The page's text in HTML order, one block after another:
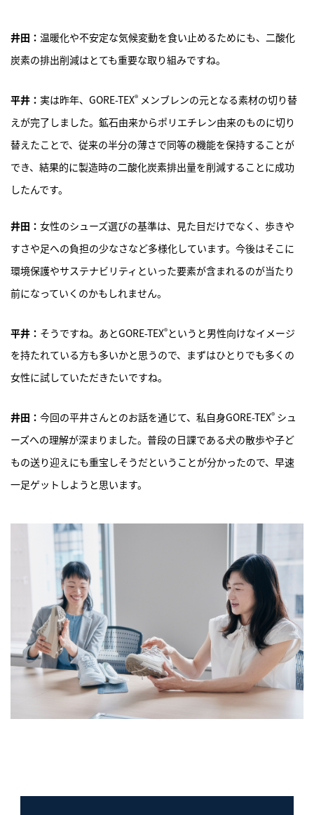
井田： 温暖化や不安定な気候変動を食い止めるためにも、二酸化
炭素の排出削減はとても重要な取り組みですね。
平井： 実は昨年、GORE-TEX® メンブレンの元となる素材の切り替
えが完了しました。鉱石由来からポリエチレン由来のものに切り
替えたことで、従来の半分の薄さで同等の機能を保持することが
でき、結果的に製造時の二酸化炭素排出量を削減することに成功
したんです。
井田： 女性のシューズ選びの基準は、見た目だけでなく、歩きや
すさや足への負担の少なさなど多様化しています。今後はそこに
環境保護やサステナビリティといった要素が含まれるのが当たり
前になっていくのかもしれません。
平井： そうですね。あとGORE-TEX®というと男性向けなイメージ
を持たれている方も多いかと思うので、まずはひとりでも多くの
女性に試していただきたいですね。
井田： 今回の平井さんとのお話を通じて、私自身GORE-TEX® シュ
ーズへの理解が深まりました。普段の日課である犬の散歩や子ど
もの送り迎えにも重宝しそうだということが分かったので、早速
一足ゲットしようと思います。